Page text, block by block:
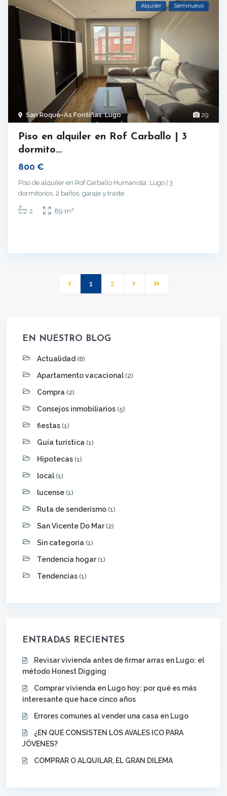
29
San Roque-As Fontiñas,Lugo
Alquiler Seminuevo
Piso en alquiler en Rof Carballo | 3
dormito...
800 €
Piso de alquiler en Rof Carballo Humanista, Lugo | 3
dormitorios, 2 baños, garaje y traste ...
2 89 m2
1 2
EN NUESTRO BLOG
Actualidad (8)
Apartamento vacacional(2)
Compra (2)
Consejos inmobiliarios (5)
fiestas (1)
Guía turística (1)
Hipotecas (1)
local(1)
lucense (1)
Ruta de senderismo (1)
San Vicente Do Mar(2)
Sin categoría (1)
Tendencia hogar(1)
Tendencias (1)
ENTRADAS RECIENTES
Revisar vivienda antes de firmar arras en Lugo: el
método Honest Digging
Comprar vivienda en Lugo hoy: por qué es más
interesante que hace cinco años
Errores comunes al vender una casa en Lugo
¿EN QUE CONSISTEN LOS AVALES ICO PARA
JÓVENES?
COMPRAR O ALQUILAR, EL GRAN DILEMA